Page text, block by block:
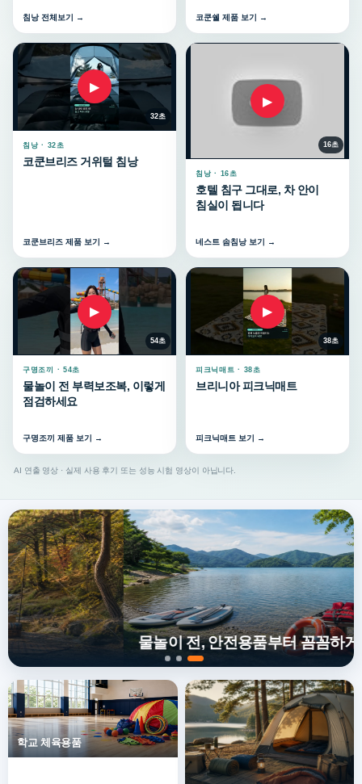
침낭 전체보기 → 코쿤쉘 제품 보기 →
▶
32초
침낭 · 32초
코쿤브리즈 거위털 침낭
코쿤브리즈 제품 보기 →
▶
16초
침낭 · 16초
호텔 침구 그대로, 차 안이
침실이 됩니다
네스트 솜침낭 보기 →
▶
54초
구명조끼 · 54초
물놀이 전 부력보조복, 이렇게
점검하세요
구명조끼 제품 보기 →
▶
38초
피크닉매트 · 38초
브리니아 피크닉매트
피크닉매트 보기 →
AI 연출 영상 · 실제 사용 후기 또는 성능 시험 영상이 아닙니다.